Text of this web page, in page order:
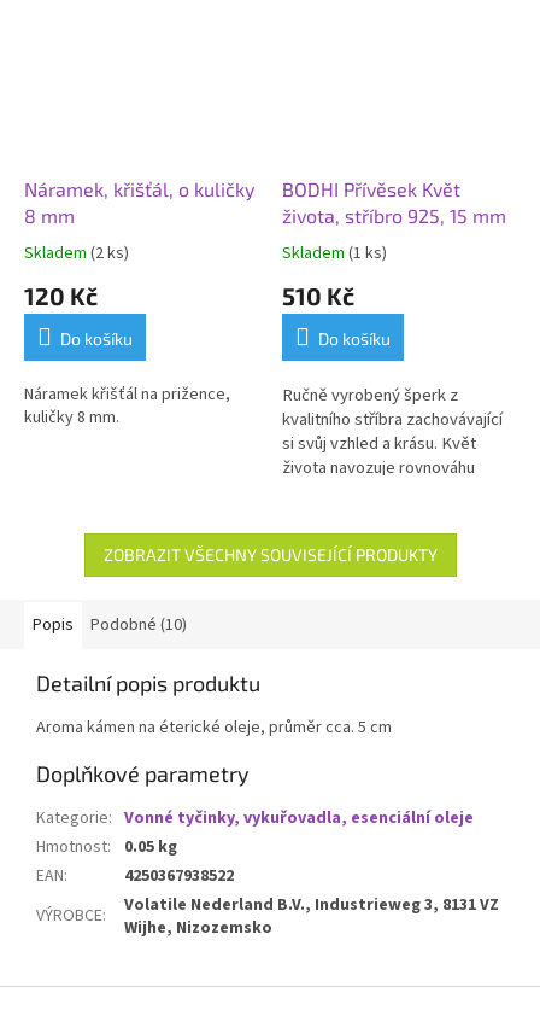
Náramek, křišťál, o kuličky
8 mm
Skladem (2 ks)
120 Kč
Do košíku
Náramek křišťál na prižence,
kuličky 8 mm.
BODHI Přívěsek Květ
života, stříbro 925, 15 mm
Skladem (1 ks)
510 Kč
Do košíku
Ručně vyrobený šperk z
kvalitního stříbra zachovávající
si svůj vzhled a krásu. Květ
života navozuje rovnováhu
pomáhá nám spojit se
s posvátnou esencí života.
nejvýznamnějším symbolům
ZOBRAZIT VŠECHNY SOUVISEJÍCÍ PRODUKTY
Popis Podobné (10)
Detailní popis produktu
Aroma kámen na éterické oleje, průměr cca. 5 cm
Doplňkové parametry
Kategorie: Vonné tyčinky, vykuřovadla, esenciální oleje
Hmotnost:
0.05 kg
EAN:
4250367938522
VÝROBCE:
Volatile Nederland B.V., Industrieweg 3, 8131 VZ
Wijhe, Nizozemsko